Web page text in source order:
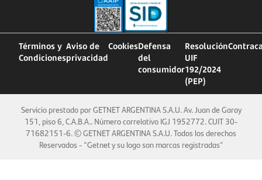
Términos y
Condiciones
Aviso de
privacidad
CookiesDefensa
del
consumidor
Resolución
UIF
192/2024
(PEP)
Servicio prestado por GETNET ARGENTINA S.A.U. Av. Juan de Garay
151, piso 6, C.A.B.A.. Número correlativo IGJ 1952772. CUIT 30-
71682151-6. © GETNET ARGENTINA S.A.U. Todos los derechos
Reservados - “Getnet y su logo son marcas registradas”